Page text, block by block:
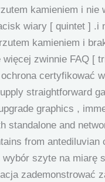
kamieniem i
wiary [ quintet ] .i
kamieniem i
zwinnie FAQ [
certyfikować
straightforward
graphics ,
standalone and
from
szyte na miarę
zademonstrować